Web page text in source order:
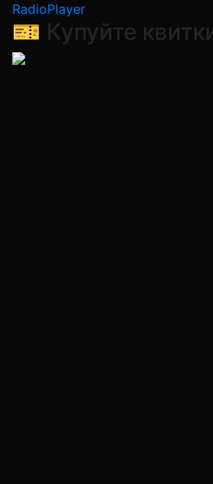
RadioPlayer
🎫 Купуйте